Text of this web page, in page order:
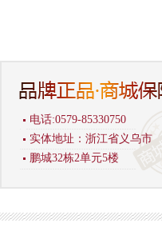
电话:0579-85330750
实体地址：浙江省义乌市
鹏城32栋2单元5楼